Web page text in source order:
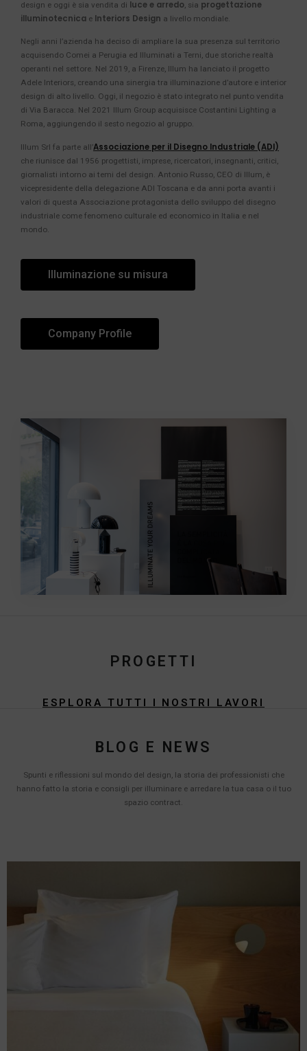
design e oggi è sia vendita di luce e arredo, sia progettazione
illuminotecnica e Interiors Design a livello mondiale.
Negli anni l’azienda ha deciso di ampliare la sua presenza sul territorio
acquisendo Comei a Perugia ed Illuminati a Terni, due storiche realtà
operanti nel settore. Nel 2019, a Firenze, Illum ha lanciato il progetto
Adele Interiors, creando una sinergia tra illuminazione d’autore e interior
design di alto livello. Oggi, il negozio è stato integrato nel punto vendita
di Via Baracca. Nel 2021 Illum Group acquisisce Costantini Lighting a
Roma, aggiungendo il sesto negozio al gruppo.
Illum Srl fa parte all’Associazione per il Disegno Industriale (ADI)
che riunisce dal 1956 progettisti, imprese, ricercatori, insegnanti, critici,
giornalisti intorno ai temi del design. Antonio Russo, CEO di Illum, è
vicepresidente della delegazione ADI Toscana e da anni porta avanti i
valori di questa Associazione protagonista dello sviluppo del disegno
industriale come fenomeno culturale ed economico in Italia e nel
mondo.
Illuminazione su misura
Company Profile
PROGETTI
ESPLORA TUTTI I NOSTRI LAVORI
BLOG E NEWS
Spunti e riflessioni sul mondo del design, la storia dei professionisti che
hanno fatto la storia e consigli per illuminare e arredare la tua casa o il tuo
spazio contract.